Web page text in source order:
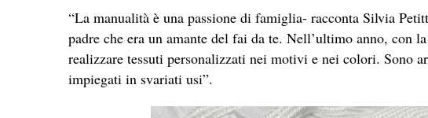
“La manualità è una passione di famiglia- racconta Silvia
padre che era un amante del fai da te. Nell’ultimo anno, con
realizzare tessuti personalizzati nei motivi e nei colori. Sono
impiegati in svariati usi”.